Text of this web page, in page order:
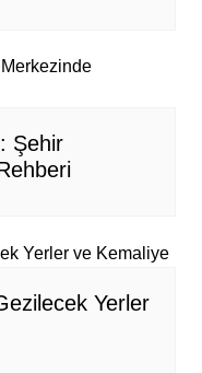
Şehir
Yerler